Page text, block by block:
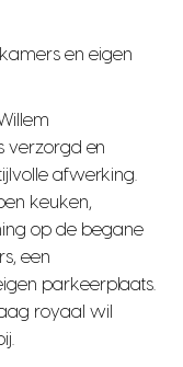
en eigen
verzorgd en
afwerking.
keuken,
op de begane
een
parkeerplaats.
royaal wil